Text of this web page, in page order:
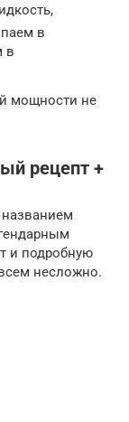
в
в
мощности не
рецепт +
и подробную
несложно.